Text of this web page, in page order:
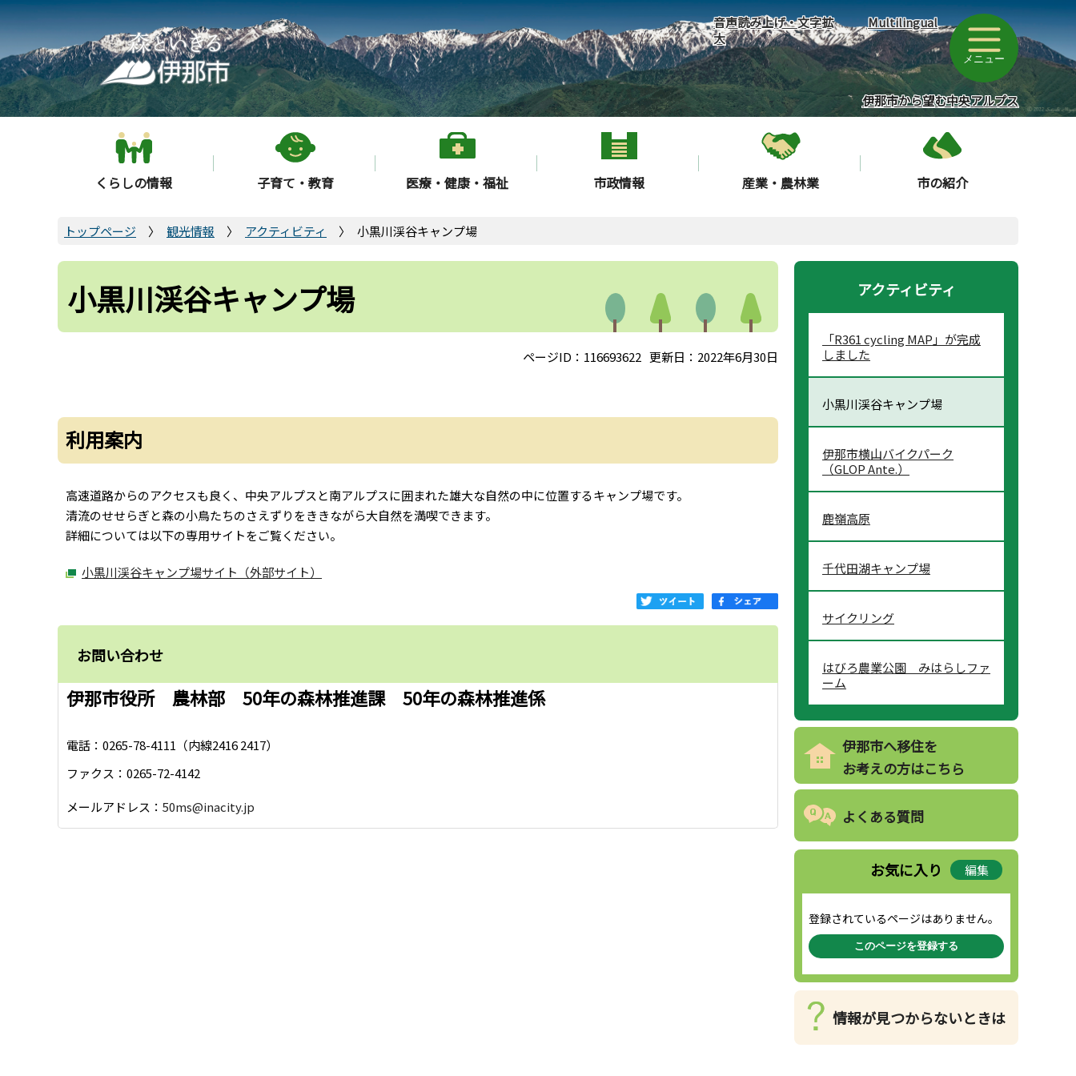
こ
の
ペ
ー
ジ
の
音声読み上げ・文字拡
大
Multilingual
メニュー
伊那市から望む中央アルプス
くらしの情報 子育て・教育 医療・健康・福祉 市政情報 産業・農林業 市の紹介
トップページ 観光情報 アクティビティ 小黒川渓谷キャンプ場
小黒川渓谷キャンプ場
ページID：116693622 更新日：2022年6月30日
利用案内
高速道路からのアクセスも良く、中央アルプスと南アルプスに囲まれた雄大な自然の中に位置するキャンプ場です。
清流のせせらぎと森の小鳥たちのさえずりをききながら大自然を満喫できます。
詳細については以下の専用サイトをご覧ください。
小黒川渓谷キャンプ場サイト（外部サイト）
お問い合わせ
伊那市役所 農林部 50年の森林推進課 50年の森林推進係
電話：0265-78-4111（内線2416 2417）
ファクス：0265-72-4142
メールアドレス： 50ms@inacity.jp
アクティビティ
「R361 cycling MAP」が完成
しました
小黒川渓谷キャンプ場
伊那市横山バイクパーク
（GLOP Ante.）
鹿嶺高原
千代田湖キャンプ場
サイクリング
はびろ農業公園 みはらしファ
ーム
伊那市へ移住を
お考えの方はこちら
よくある質問
お気に入り 編集
登録されているページはありません。
このページを登録する
情報が見つからないときは